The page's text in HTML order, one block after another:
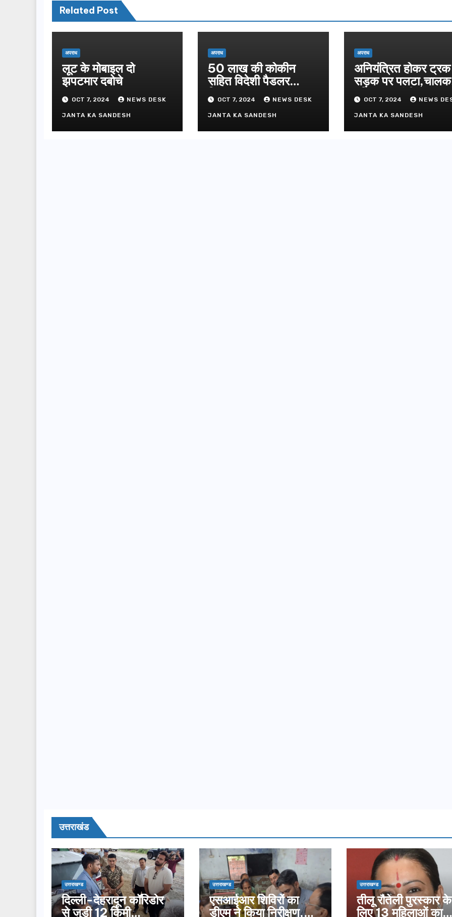
Related Post
अपराध
लूट के मोबाइल दो
झपटमार दबोचे
OCT 7, 2024 NEWS DESK
JANTA KA SANDESH
अपराध
50 लाख की कोकीन
सहित विदेशी पैडलर
गिफ्तार
OCT 7, 2024 NEWS DESK
JANTA KA SANDESH
अपराध
अनियंत्रित होकर ट्रक
सड़क पर
परिचालक गंभीर
OCT 7, 2024 NEWS
JANTA KA SANDESH
से जुड़ी 12
उत्तराखंड
उत्तराखण्ड
दिल्ली-देहरादून कॉरिडोर
से जुड़ी 12 किमी
उत्तराखण्ड
एसआईआर शिविरों का
डीएम ने किया निरीक्षण,
उत्तराखण्ड
तीलू रौतेली पुरस्कार के
लिए 13 महिलाओं का